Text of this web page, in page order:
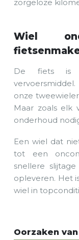
zorgeloze
Wiel
De fiets is
onze
Maar zoals elk
onderhoud
Een wiel dat
tot een
snellere
opleveren. Het
wiel in
Oorzaken